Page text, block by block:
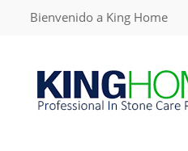
Bienvenido a King Home